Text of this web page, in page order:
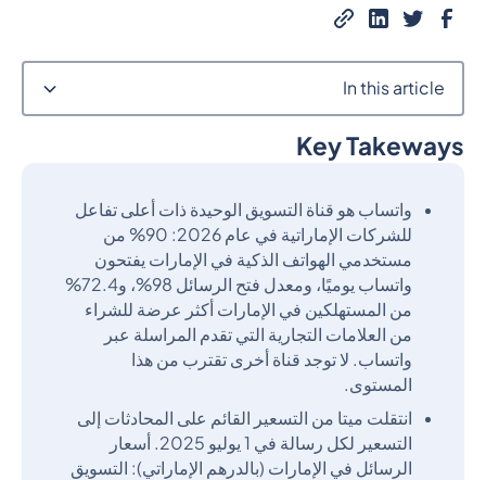
Key Takeways
واتساب هو قناة التسويق الوحيدة ذات أعلى تفاعل
للشركات الإماراتية في عام 2026: 90% من
مستخدمي الهواتف الذكية في الإمارات يفتحون
واتساب يوميًا، ومعدل فتح الرسائل 98%، و72.4%
من المستهلكين في الإمارات أكثر عرضة للشراء
من العلامات التجارية التي تقدم المراسلة عبر
واتساب. لا توجد قناة أخرى تقترب من هذا
المستوى.
انتقلت ميتا من التسعير القائم على المحادثات إلى
التسعير لكل رسالة في 1 يوليو 2025. أسعار
الرسائل في الإمارات (بالدرهم الإماراتي): التسويق
In this article
Heading 2